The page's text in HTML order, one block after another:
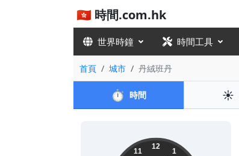
🇭🇰 時間.com.hk
世界時鐘 時間工具
首頁 城市 丹絨班丹
⏱️ 時間 ☀️
17:04:31 12
1
11